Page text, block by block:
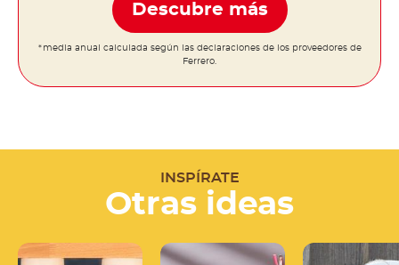
Descubre más
*media anual calculada según las declaraciones de los proveedores de
Ferrero.
INSPÍRATE
Otras ideas